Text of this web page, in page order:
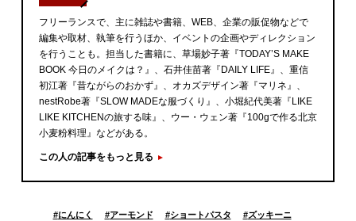
フリーランスで、主に雑誌や書籍、WEB、企業の販促物などで
編集や取材、執筆を行うほか、イベントの企画やディレクション
を行うことも。担当した書籍に、草場妙子著『TODAY’S MAKE
BOOK 今日のメイクは？』、石井佳苗著『DAILY LIFE』、重信
初江著『昔ながらのおかず』、オカズデザイン著『マリネ』、
nestRobe著『SLOW MADEな服づくり』、小堀紀代美著『LIKE
LIKE KITCHENの旅する味』、ウー・ウェン著『100gで作る北京
小麦粉料理』などがある。
この人の記事をもっと見る
#にんにく #アーモンド #ショートパスタ #ズッキーニ